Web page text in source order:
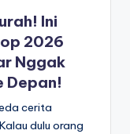
Ini
2026
Nggak
Depan!
cerita
dulu orang